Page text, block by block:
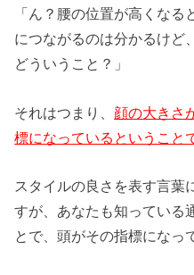
「ん？腰の位置が高くな
につながるのは分かるけど
どういうこと？」
それはつまり、 顔の大きさ
標になっているとい うこと
スタイルの良さを表す言葉
すが、あなたも知っている
とで、頭がその指標になっ